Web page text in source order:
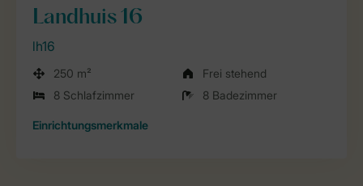
Landhuis 16
lh16
250 m²
Frei stehend
8 Schlafzimmer
8 Badezimmer
Einrichtungsmerkmale